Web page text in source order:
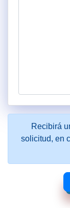
Recibirá
solicitud, en